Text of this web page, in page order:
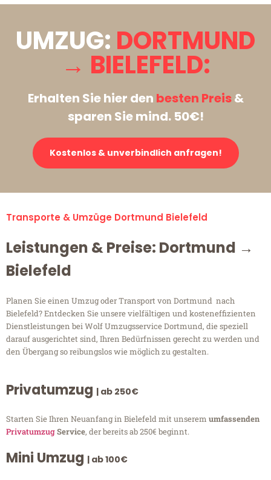
UMZUG: DORTMUND
→ BIELEFELD:
Erhalten Sie hier den besten Preis&
sparen Sie mind. 50€!
Kostenlos & unverbindlich anfragen!
Transporte & Umzüge Dortmund Bielefeld
Leistungen & Preise: Dortmund →
Bielefeld
Planen Sie einen Umzug oder Transport von Dortmund nach
Bielefeld? Entdecken Sie unsere vielfältigen und kosteneffizienten
Dienstleistungen bei Wolf Umzugsservice Dortmund, die speziell
darauf ausgerichtet sind, Ihren Bedürfnissen gerecht zu werden und
den Übergang so reibungslos wie möglich zu gestalten.
Privatumzug | ab 250€
Starten Sie Ihren Neuanfang in Bielefeld mit unserem umfassenden
PrivatumzugService, der bereits ab 250€ beginnt.
Mini Umzug | ab 100€